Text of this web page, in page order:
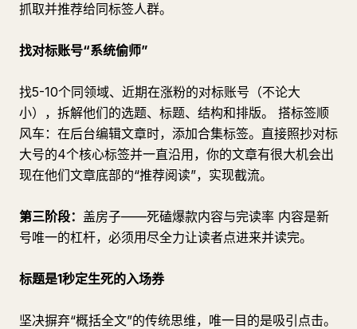
抓取并推荐给同标签人群。
找对标账号“系统偷师”
找5-10个同领域、近期在涨粉的对标账号（不论大
小），拆解他们的选题、标题、结构和排版。 搭标签顺
风车：在后台编辑文章时，添加合集标签。直接照抄对标
大号的4个核心标签并一直沿用，你的文章有很大机会出
现在他们文章底部的“推荐阅读”，实现截流。
第三阶段： 盖房子——死磕爆款内容与完读率 内容是新
号唯一的杠杆，必须用尽全力让读者点进来并读完。
标题是1秒定生死的入场券
坚决摒弃“概括全文”的传统思维，唯一目的是吸引点击。